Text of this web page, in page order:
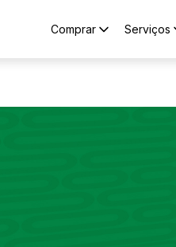
Comprar Serviços